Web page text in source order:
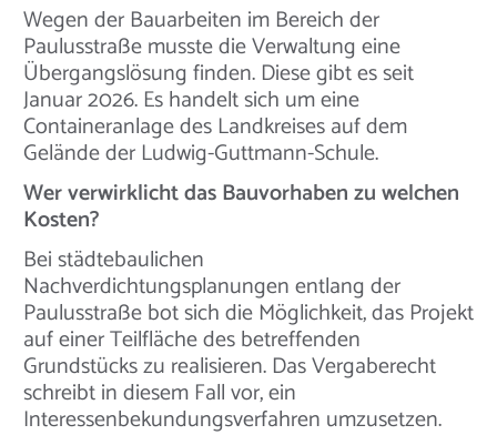
Wegen der Bauarbeiten im Bereich der
Paulusstraße musste die Verwaltung eine
Übergangslösung finden. Diese gibt es seit
Januar 2026. Es handelt sich um eine
Containeranlage des Landkreises auf dem
Gelände der Ludwig-Guttmann-Schule.
Wer verwirklicht das Bauvorhaben zu welchen
Kosten?
Bei städtebaulichen
Nachverdichtungsplanungen entlang der
Paulusstraße bot sich die Möglichkeit, das Projekt
auf einer Teilfläche des betreffenden
Grundstücks zu realisieren. Das Vergaberecht
schreibt in diesem Fall vor, ein
Interessenbekundungsverfahren umzusetzen.